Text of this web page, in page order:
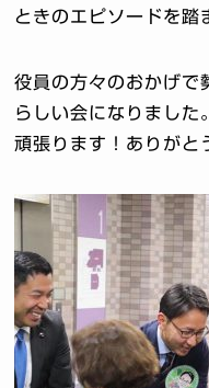
ときのエピソードを踏
役員の方々のおかげで
らしい会になりました
頑張ります！ありがと